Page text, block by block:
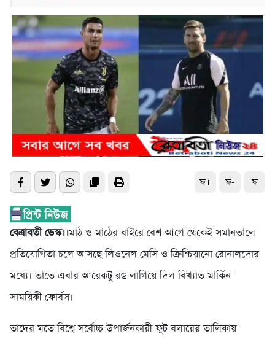
ফ+ ফ- ফ
বেত্রাবতী ডেস্ক।।মাঠ ও মাঠের বাইরে বেশ আগে থেকেই সমানতালে
প্রতিযোগিতা চলে আসছে লিওনেল মেসি ও ক্রিশ্চিয়ানো রোনালদোর
মধ্যে। তাতে এবার আরেকটু রঙ লাগিয়ে দিল বিখ্যাত মার্কিন
সাময়িকী ফোর্বস।
তাদের মতে বিশ্বে সর্বোচ্চ উপার্জনকারী ফুট বলারের তালিকায়